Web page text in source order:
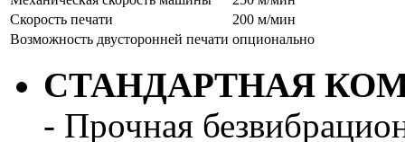
Скорость печати
200 м/мин
Возможность двусторонней печати опционально
СТАНДАРТНАЯ
- Прочная